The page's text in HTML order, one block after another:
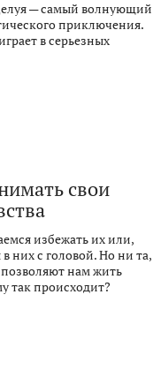
— самый волнующий
приключения.
в серьезных
свои
избежать их или,
них с головой. Но ни та,
позволяют нам жить
так происходит?